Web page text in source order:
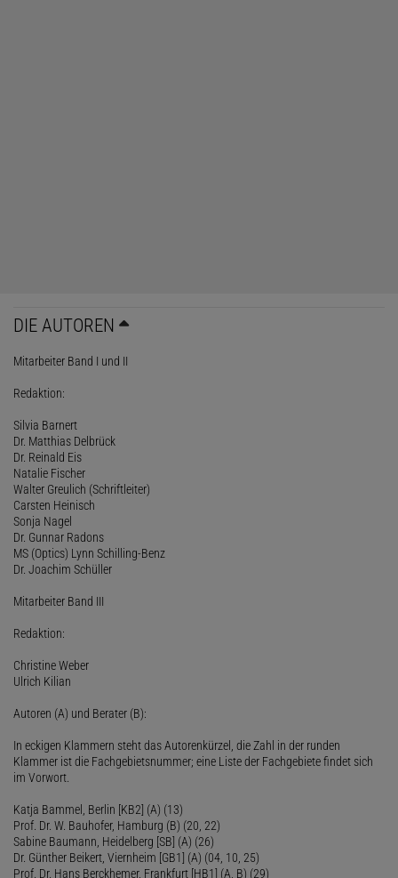
DIE AUTOREN
Mitarbeiter Band I und II
Redaktion:
Silvia Barnert
Dr. Matthias Delbrück
Dr. Reinald Eis
Natalie Fischer
Walter Greulich (Schriftleiter)
Carsten Heinisch
Sonja Nagel
Dr. Gunnar Radons
MS (Optics) Lynn Schilling-Benz
Dr. Joachim Schüller
Mitarbeiter Band III
Redaktion:
Christine Weber
Ulrich Kilian
Autoren (A) und Berater (B):
In eckigen Klammern steht das Autorenkürzel, die Zahl in der runden
Klammer ist die Fachgebietsnummer; eine Liste der Fachgebiete findet sich
im Vorwort.
Katja Bammel, Berlin [KB2] (A) (13)
Prof. Dr. W. Bauhofer, Hamburg (B) (20, 22)
Sabine Baumann, Heidelberg [SB] (A) (26)
Dr. Günther Beikert, Viernheim [GB1] (A) (04, 10, 25)
Prof. Dr. Hans Berckhemer, Frankfurt [HB1] (A, B) (29)